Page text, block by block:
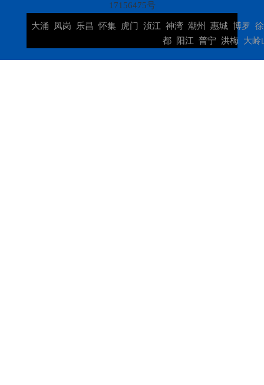
17156475号
大涌 凤岗 乐昌 怀集 虎门 浈江 神湾 潮州 惠城 博罗
都
阳江 普宁 洪梅 大岭